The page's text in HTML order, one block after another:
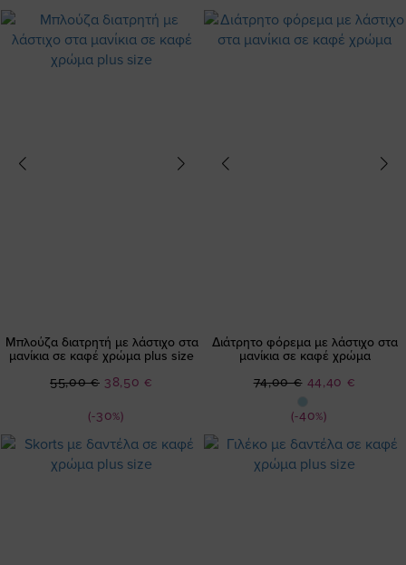
Μπλούζα διατρητή με λάστιχο στα
μανίκια σε καφέ χρώμα plus size
(-30%)
Ειδική
38,50 €
55,00 €
Διάτρητο φόρεμα με λάστιχο στα
μανίκια σε καφέ χρώμα
(-40%)
Ειδική
Τιμή
44,40 €
74,00 €